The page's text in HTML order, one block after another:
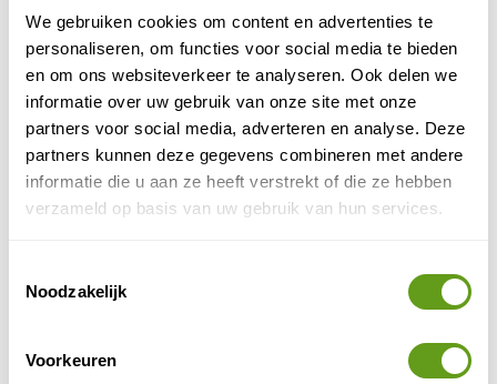
We gebruiken cookies om content en advertenties te
personaliseren, om functies voor social media te bieden
en om ons websiteverkeer te analyseren. Ook delen we
informatie over uw gebruik van onze site met onze
partners voor social media, adverteren en analyse. Deze
partners kunnen deze gegevens combineren met andere
informatie die u aan ze heeft verstrekt of die ze hebben
verzameld op basis van uw gebruik van hun services.
Noodzakelijk
Voorkeuren
Zwemmen met manta's
Manta Ray Island
, een van de eilanden van Fiji kun je
Ze zwemmen bij dit eiland namelijk op slechts 2 meter
diepte aan je voorbij. Uniek! Dit is een van de mooiste